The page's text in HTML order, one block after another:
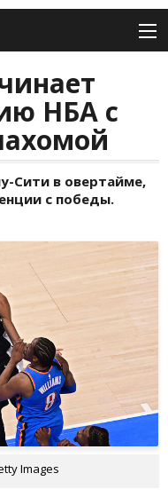
НБА с
Сити в овертайме,
с победы.
Images